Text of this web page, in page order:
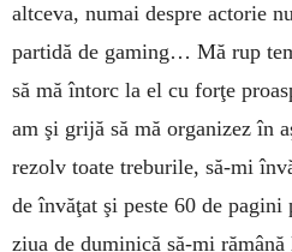
altceva, numai despre actorie
partidă de gaming… Mă rup
să mă întorc la el cu forţe
am şi grijă să mă organizez în
rezolv toate treburile, să-mi
de învăţat şi peste 60 de pagini
ziua de duminică să-mi rămână